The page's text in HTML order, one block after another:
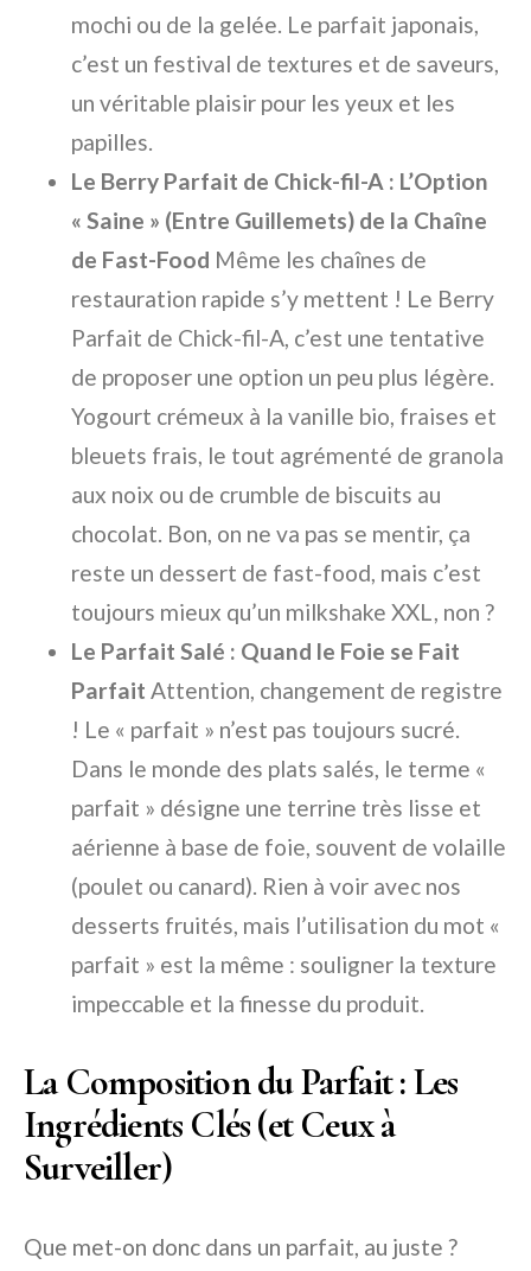
mochi ou de la gelée. Le parfait japonais,
c’est un festival de textures et de saveurs,
un véritable plaisir pour les yeux et les
papilles.
Le Berry Parfait de Chick-fil-A : L’Option
« Saine » (Entre Guillemets) de la Chaîne
de Fast-Food Même les chaînes de
restauration rapide s’y mettent ! Le Berry
Parfait de Chick-fil-A, c’est une tentative
de proposer une option un peu plus légère.
Yogourt crémeux à la vanille bio, fraises et
bleuets frais, le tout agrémenté de granola
aux noix ou de crumble de biscuits au
chocolat. Bon, on ne va pas se mentir, ça
reste un dessert de fast-food, mais c’est
toujours mieux qu’un milkshake XXL, non ?
Le Parfait Salé : Quand le Foie se Fait
Parfait Attention, changement de registre
! Le « parfait » n’est pas toujours sucré.
Dans le monde des plats salés, le terme «
parfait » désigne une terrine très lisse et
aérienne à base de foie, souvent de volaille
(poulet ou canard). Rien à voir avec nos
desserts fruités, mais l’utilisation du mot «
parfait » est la même : souligner la texture
impeccable et la finesse du produit.
La Composition du Parfait : Les
Ingrédients Clés (et Ceux à
Surveiller)
Que met-on donc dans un parfait, au juste ?